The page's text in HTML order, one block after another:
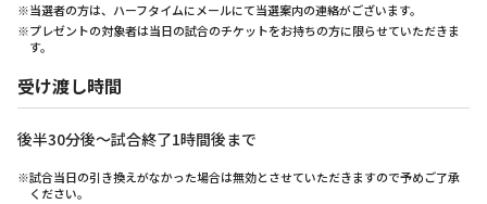
※当選者の方は、ハーフタイムにメールにて当選案内の連絡がございます。
※プレゼントの対象者は当日の試合のチケットをお持ちの方に限らせていただきま
す。
受け渡し時間
後半30分後～試合終了1時間後まで
※試合当日の引き換えがなかった場合は無効とさせていただきますので予めご了承
ください。